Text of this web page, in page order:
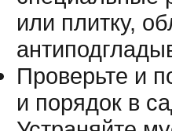
или плитку,
Проверьте и
и порядок в